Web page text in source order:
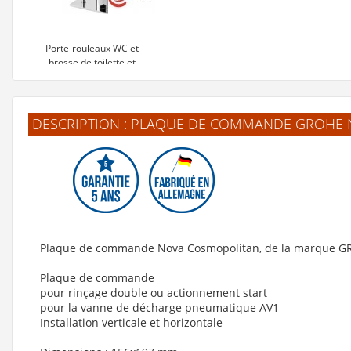
Porte-rouleaux WC et
brosse de toilette et
199 €
Voir le produit
DESCRIPTION : PLAQUE DE COMMANDE
Plaque de commande Nova Cosmopolitan, de la marque
Plaque de commande
pour rinçage double ou actionnement start
pour la vanne de décharge pneumatique AV1
Installation verticale et horizontale